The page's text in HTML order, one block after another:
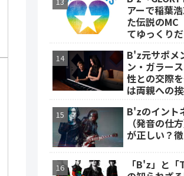
アーで稲葉
た伝説のMC
てゆっくりだ
B'z元サポメ
ン・ガラー
性との交際
は両親への
B'zのイント
（発音の仕
が正しい？
「B'z」と「